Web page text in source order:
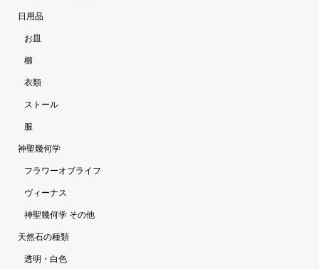
日用品
お皿
櫛
衣類
ストール
服
神聖幾何学
フラワーオブライフ
ヴィーナス
神聖幾何学 その他
天然石の種類
透明・白色